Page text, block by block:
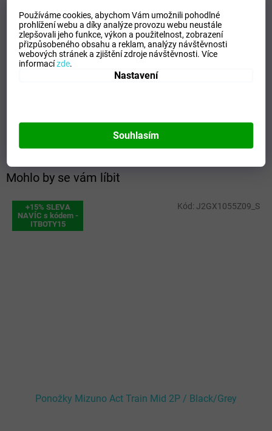
Používáme cookies, abychom Vám umožnili pohodlné
prohlížení webu a díky analýze provozu webu neustále
zlepšovali jeho funkce, výkon a použitelnost,zobrazení
přizpůsobeného obsahu a reklam, analýzy návštěvnosti
webových stránek a zjištění zdroje návštěvnosti.Více
informacízde.
Nastavení
Souhlasím
Mohlo by se vám líbit
+15% SLEVA
NAVÍC s kódem -
ITBOTY15
Ponožky Mizuno Act Train Mid 2P / Black/Grey
Kód: J2GX1055Z09_S
Kategorie:
Ponožky
EAN:
Zvolte variantu
Velikost:
S
Unisex
Black/White